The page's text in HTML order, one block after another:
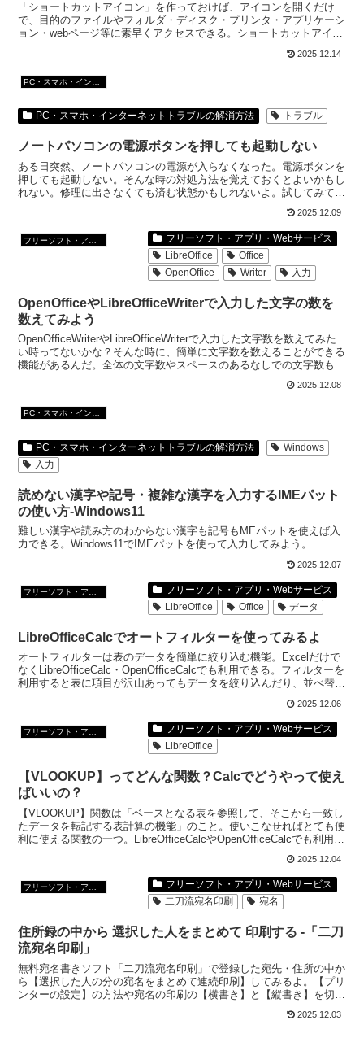
「ショートカットアイコン」を作っておけば、アイコンを開くだけ
で、目的のファイルやフォルダ・ディスク・プリンタ・アプリケーシ
ョン・webページ等に素早くアクセスできる。ショートカットアイコ
2025.12.14
PC・スマホ・インターネットトラブルの解消方法 トラブル
ノートパソコンの電源ボタンを押しても起動しない
ある日突然、ノートパソコンの電源が入らなくなった。電源ボタンを
押しても起動しない。そんな時の対処方法を覚えておくとよいかもし
れない。修理に出さなくても済む状態かもしれないよ。試してみてか
2025.12.09
フリーソフト・アプリ・Webサービス
LibreOffice
Office
OpenOffice
Writer 入力
OpenOfficeやLibreOfficeWriterで入力した文字の数を
数えてみよう
OpenOfficeWriterやLibreOfficeWriterで入力した文字数を数えてみた
い時ってないかな？そんな時に、簡単に文字数を数えることができる
機能があるんだ。全体の文字数やスペースのあるなしでの文字数も確
2025.12.08
PC・スマホ・インターネットトラブルの解消方法
Windows
入力
読めない漢字や記号・複雑な漢字を入力するIMEパット
の使い方-Windows11
難しい漢字や読み方のわからない漢字も記号もMEパットを使えば入
力できる。Windows11でIMEパットを使って入力してみよう。
2025.12.07
フリーソフト・アプリ・Webサービス
フリーソフト・アプリ・Webサービス
LibreOffice
Office データ
LibreOfficeCalcでオートフィルターを使ってみるよ
オートフィルターは表のデータを簡単に絞り込む機能。Excelだけで
なくLibreOfficeCalc・OpenOfficeCalcでも利用できる。フィルターを
利用すると表に項目が沢山あってもデータを絞り込んだり、並べ替え
2025.12.06
フリーソフト・アプリ・Webサービス
LibreOffice
【VLOOKUP】ってどんな関数？Calcでどうやって使え
ばいいの？
【VLOOKUP】関数は「ベースとなる表を参照して、そこから一致し
たデータを転記する表計算の機能」のこと。使いこなせればとても便
利に使える関数の一つ。LibreOfficeCalcやOpenOfficeCalcでも利用で
2025.12.04
フリーソフト・アプリ・Webサービス
二刀流宛名印刷
宛名
住所録の中から 選択した人をまとめて 印刷する -「二刀
流宛名印刷」
無料宛名書きソフト「二刀流宛名印刷」で登録した宛先・住所の中か
ら【選択した人の分の宛名をまとめて連続印刷】してみるよ。【プリ
ンターの設定】の方法や宛名の印刷の【横書き】と【縦書き】を切り
2025.12.03